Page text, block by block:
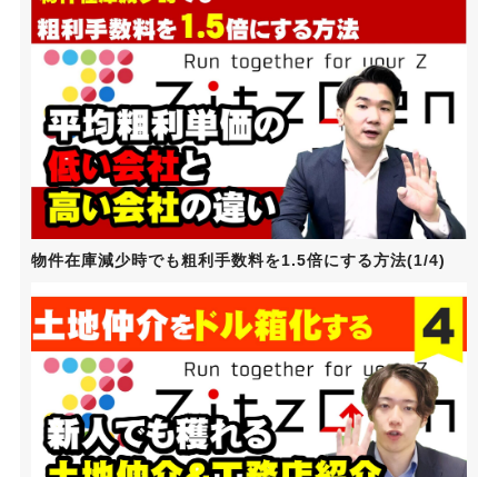
物件在庫減少時でも粗利手数料を1.5倍にする方法(1/4)